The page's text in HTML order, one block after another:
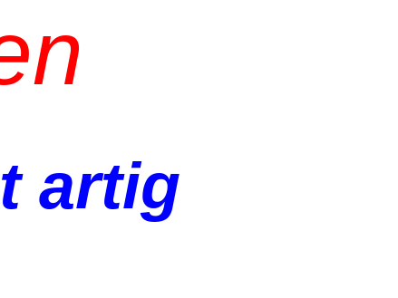
artig